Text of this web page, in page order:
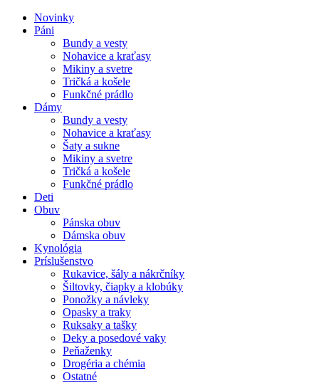
Novinky
Páni
Bundy a vesty
Nohavice a kraťasy
Mikiny a svetre
Tričká a košele
Funkčné prádlo
Dámy
Bundy a vesty
Nohavice a kraťasy
Šaty a sukne
Mikiny a svetre
Tričká a košele
Funkčné prádlo
Deti
Obuv
Pánska obuv
Dámska obuv
Kynológia
Príslušenstvo
Rukavice, šály a nákrčníky
Šiltovky, čiapky a klobúky
Ponožky a návleky
Opasky a traky
Ruksaky a tašky
Deky a posedové vaky
Peňaženky
Drogéria a chémia
Ostatné